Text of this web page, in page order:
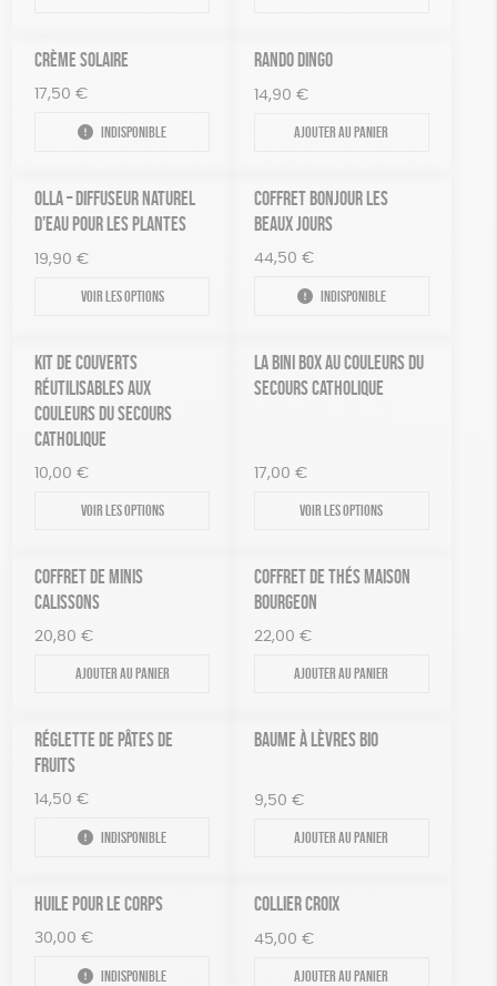
CRÈME SOLAIRE
17,50 €
Indisponible
RANDO DINGO
14,90 €
Ajouter au panier
OLLA – DIFFUSEUR NATUREL
D’EAU POUR LES PLANTES
19,90 €
Voir les options
COFFRET BONJOUR LES
BEAUX JOURS
44,50 €
Indisponible
KIT DE COUVERTS
RÉUTILISABLES AUX
COULEURS DU SECOURS
CATHOLIQUE
10,00 €
Voir les options
LA BINI BOX AU COULEURS DU
SECOURS CATHOLIQUE
17,00 €
Voir les options
COFFRET DE MINIS
CALISSONS
20,80 €
Ajouter au panier
COFFRET DE THÉS MAISON
BOURGEON
22,00 €
Ajouter au panier
RÉGLETTE DE PÂTES DE
FRUITS
14,50 €
Indisponible
BAUME À LÈVRES BIO
9,50 €
Ajouter au panier
HUILE POUR LE CORPS
30,00 €
Indisponible
COLLIER CROIX
45,00 €
Ajouter au panier